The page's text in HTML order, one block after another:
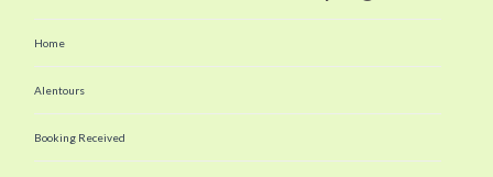
Home
Alentours
Booking Received